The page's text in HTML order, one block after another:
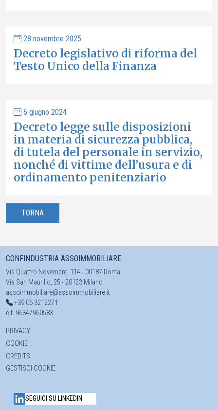
28 novembre 2025
Decreto legislativo di riforma del
Testo Unico della Finanza
6 giugno 2024
Decreto legge sulle disposizioni
in materia di sicurezza pubblica,
di tutela del personale in servizio,
nonché di vittime dell’usura e di
ordinamento penitenziario
TORNA
CONFINDUSTRIA ASSOIMMOBILIARE
Via Quattro Novembre, 114 - 00187 Roma
Via San Maurilio, 25 - 20123 Milano
assoimmobiliare@assoimmobiliare.it
+39 06 3212271
c.f. 96347960583
PRIVACY
COOKIE
CREDITS
GESTISCI COOKIE
SEGUICI SU LINKEDIN